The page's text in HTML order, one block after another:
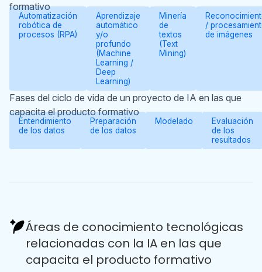
formativo
Automatización
robótica de
procesos (RPA)
Aprendizaje
automático
y/o
profundo
(Machine
Learning /
Deep
Learning)
Minería
de
textos
(Text
Mining)
/
de imágenes
Fases del ciclo de vida de un proyecto de IA en las que
capacita el producto formativo
Entendimiento
de los datos
Preparación
de los datos
Modelado
Evaluación
de los
resultados
Áreas de conocimiento tecnológicas
relacionadas con la IA en las que
capacita el producto formativo